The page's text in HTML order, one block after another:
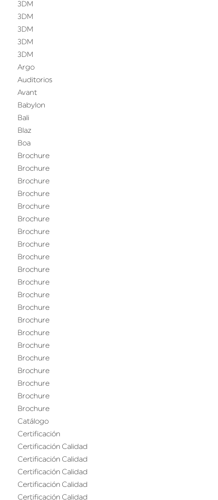
3DM
3DM
3DM
3DM
3DM
Argo
Auditorios
Avant
Babylon
Bali
Blaz
Boa
Brochure
Brochure
Brochure
Brochure
Brochure
Brochure
Brochure
Brochure
Brochure
Brochure
Brochure
Brochure
Brochure
Brochure
Brochure
Brochure
Brochure
Brochure
Brochure
Brochure
Brochure
Catálogo
Certificación
Certificación Calidad
Certificación Calidad
Certificación Calidad
Certificación Calidad
Certificación Calidad